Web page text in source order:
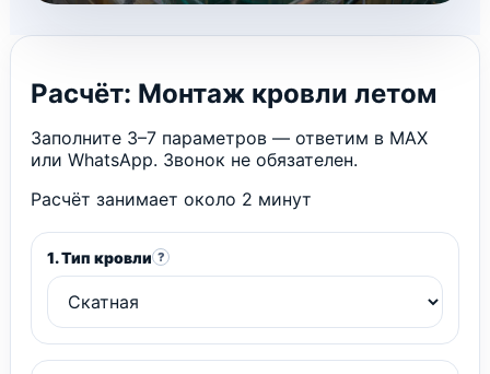
Расчёт: Монтаж кровли летом
Заполните 3–7 параметров — ответим в MAX
или WhatsApp. Звонок не обязателен.
Расчёт занимает около 2 минут
1. Тип кровли ?